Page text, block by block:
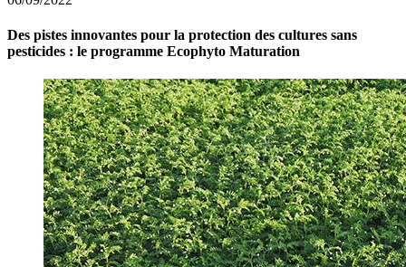
Des pistes innovantes pour la protection des cultures sans
pesticides : le programme Ecophyto Maturation